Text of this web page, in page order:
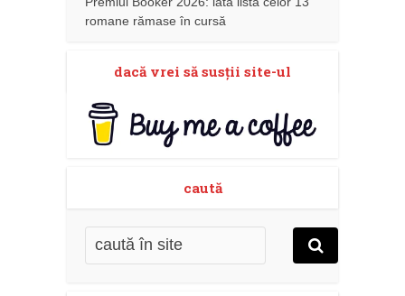
romane rămase în cursă
dacă vrei să susţii site-ul
caută